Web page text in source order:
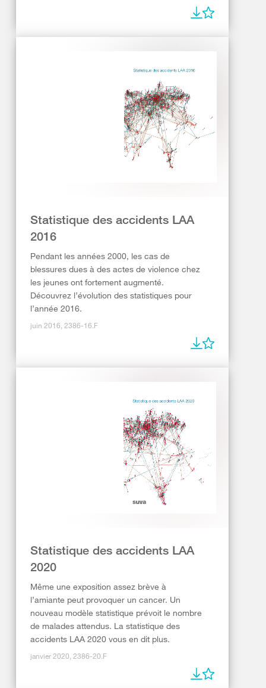
Statistique des accidents LAA
2016
Pendant les années 2000, les cas de
blessures dues à des actes de violence chez
les jeunes ont fortement augmenté.
Découvrez l’évolution des statistiques pour
l’année 2016.
juin 2016, 2386-16.F
Statistique des accidents LAA
2020
Même une exposition assez brève à
l’amiante peut provoquer un cancer. Un
nouveau modèle statistique prévoit le nombre
de malades attendus. La statistique des
accidents LAA 2020 vous en dit plus.
janvier 2020, 2386-20.F